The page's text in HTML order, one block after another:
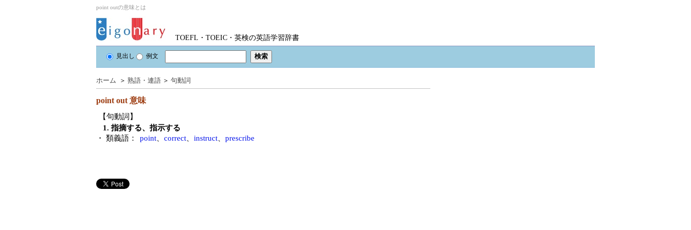
point outの意味とは
TOEFL・TOEIC・英検の英語学習辞書
見出し 例文
ホーム ＞ 熟語・連語 ＞ 句動詞
point out 意味
【句動詞】
1. 指摘する、指示する
・ 類義語：
point correct instruct prescribe